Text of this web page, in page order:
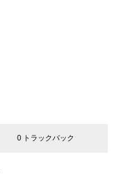
0 トラックバック